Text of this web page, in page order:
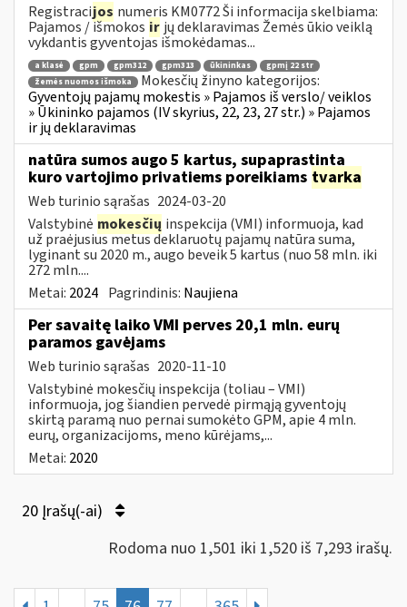
Registracijos numeris KM0772 Ši informacija skelbiama:
Pajamos / išmokos ir jų deklaravimas Žemės ūkio veiklą
vykdantis gyventojas išmokėdamas...
a klasė gpm gpm312 gpm313 ūkininkas
gpmį 22 str
žemės nuomos išmoka
Mokesčių žinyno kategorijos:
Gyventojų pajamų mokestis » Pajamos iš verslo/ veiklos
» Ūkininko pajamos (IV skyrius, 22, 23, 27 str.) » Pajamos
ir jų deklaravimas
natūra sumos augo 5 kartus, supaprastinta
kuro vartojimo privatiems poreikiams tvarka
Web turinio sąrašas 2024-03-20
Valstybinė mokesčių inspekcija (VMI) informuoja, kad
už praėjusius metus deklaruotų pajamų natūra suma,
lyginant su 2020 m., augo beveik 5 kartus (nuo 58 mln. iki
272 mln....
Metai: 2024 Pagrindinis: Naujiena
Per savaitę laiko VMI perves 20,1 mln. eurų
paramos gavėjams
Web turinio sąrašas 2020-11-10
Valstybinė mokesčių inspekcija (toliau – VMI)
informuoja, jog šiandien pervedė pirmąją gyventojų
skirtą paramą nuo pernai sumokėto GPM, apie 4 mln.
eurų, organizacijoms, meno kūrėjams,...
Metai: 2020
20 Įrašų(-ai)
Rodoma nuo 1,501 iki 1,520 iš 7,293 irašų.